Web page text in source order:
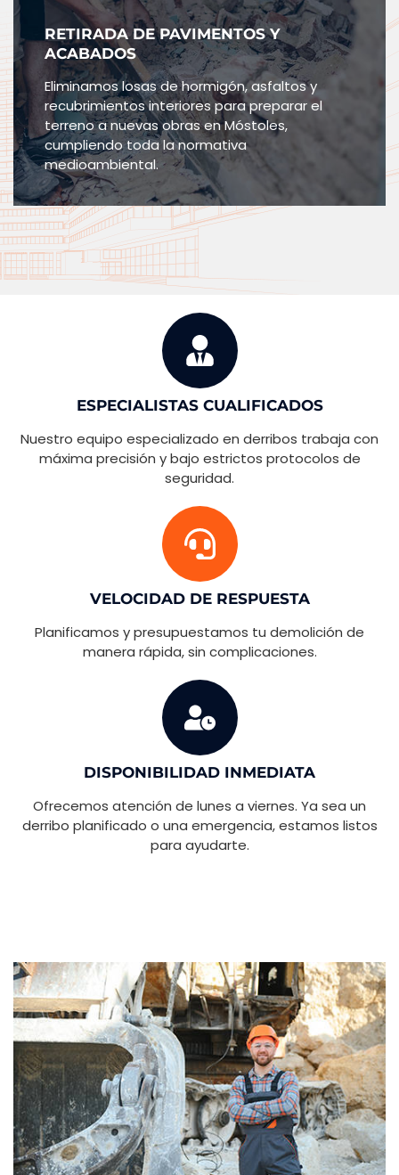
RETIRADA DE PAVIMENTOS Y
ACABADOS
Eliminamos losas de hormigón, asfaltos y
recubrimientos interiores para preparar el
terreno a nuevas obras en Móstoles,
cumpliendo toda la normativa
medioambiental.
ESPECIALISTAS CUALIFICADOS
Nuestro equipo especializado en derribos trabaja con
máxima precisión y bajo estrictos protocolos de
seguridad.
VELOCIDAD DE RESPUESTA
Planificamos y presupuestamos tu demolición de
manera rápida, sin complicaciones.
DISPONIBILIDAD INMEDIATA
Ofrecemos atención de lunes a viernes. Ya sea un
derribo planificado o una emergencia, estamos listos
para ayudarte.